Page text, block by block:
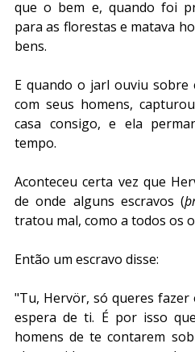
que o bem e, quando foi
para as florestas e matava
bens.
E quando o jarl ouviu sobre
com seus homens,
casa consigo, e ela
tempo.
Aconteceu certa vez que
de onde alguns escravos (
tratou mal, como a todos os
Então um escravo disse:
"Tu, Hervör, só queres fazer
espera de ti. É por isso
homens de te contarem